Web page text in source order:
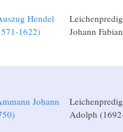
Hendel
1622)
Johann
Johann
Adolph